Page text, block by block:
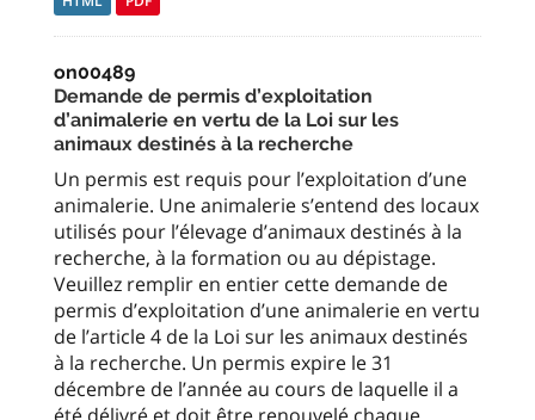
on00489
Demande de permis d’exploitation
d’animalerie en vertu de la Loi sur les
animaux destinés à la recherche
Un permis est requis pour l’exploitation d’une
animalerie. Une animalerie s’entend des locaux
utilisés pour l’élevage d’animaux destinés à la
recherche, à la formation ou au dépistage.
Veuillez remplir en entier cette demande de
permis d’exploitation d’une animalerie en vertu
de l’article 4 de la Loi sur les animaux destinés
à la recherche. Un permis expire le 31
décembre de l’année au cours de laquelle il a